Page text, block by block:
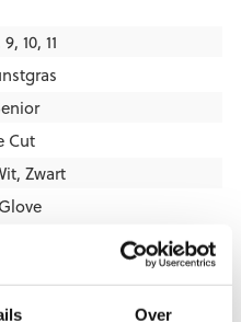
Over
10, 11
Cut
, Zwart